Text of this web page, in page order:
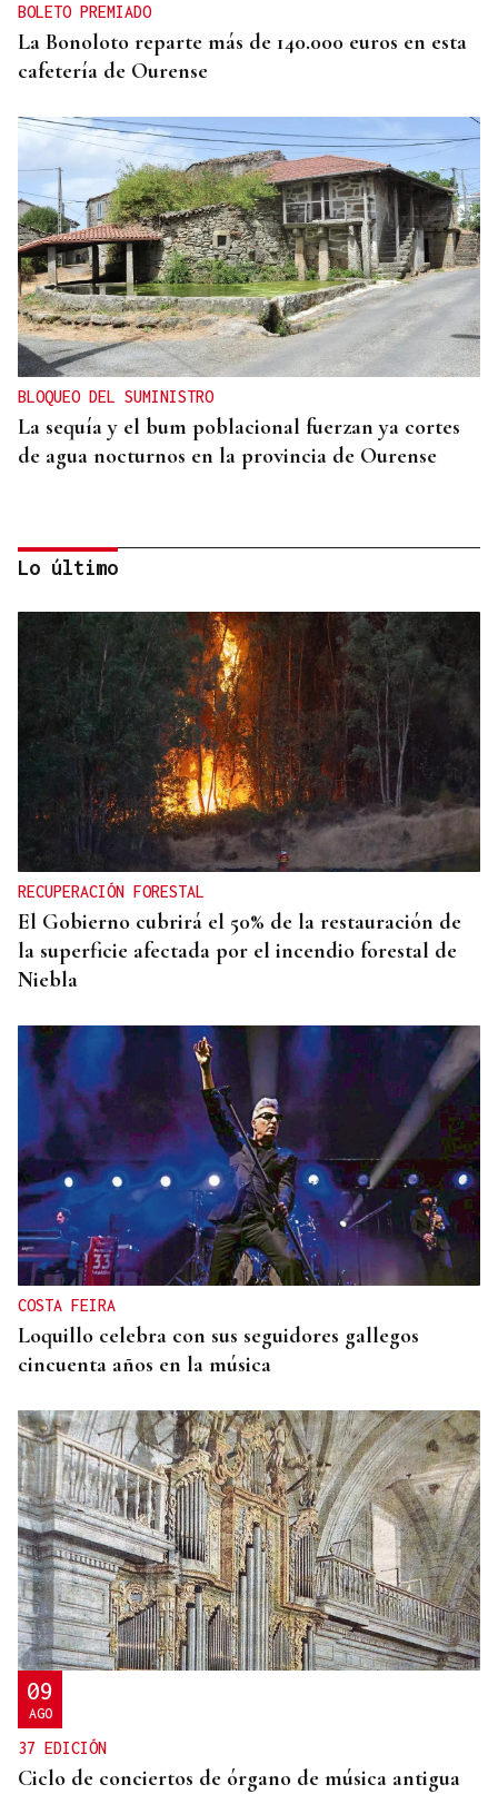
BOLETO PREMIADO
La Bonoloto reparte más de 140.000 euros en esta
cafetería de Ourense
BLOQUEO DEL SUMINISTRO
La sequía y el bum poblacional fuerzan ya cortes
de agua nocturnos en la provincia de Ourense
AUMENTA LA POBLACIÓN
La superpoblación estival anima y desborda
Ourense
Lo último
RECUPERACIÓN FORESTAL
El Gobierno cubrirá el 50% de la restauración de
la superficie afectada por el incendio forestal de
Niebla
COSTA FEIRA
Loquillo celebra con sus seguidores gallegos
cincuenta años en la música
09
AGO
37 EDICIÓN
Ciclo de conciertos de órgano de música antigua